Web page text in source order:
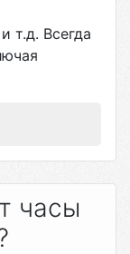
т.д. Всегда
часы